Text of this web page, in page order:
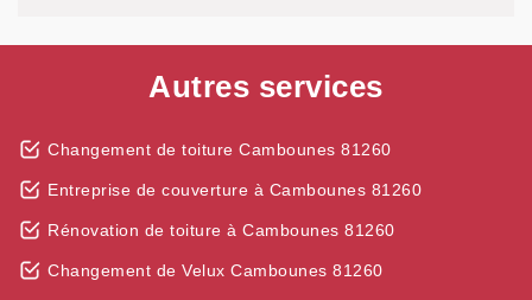
Autres services
Changement de toiture Cambounes 81260
Entreprise de couverture à Cambounes 81260
Rénovation de toiture à Cambounes 81260
Changement de Velux Cambounes 81260